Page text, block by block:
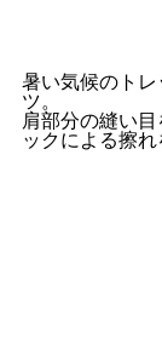
暑い気候のト
ツ。
肩部分の縫い
ックによる擦れ